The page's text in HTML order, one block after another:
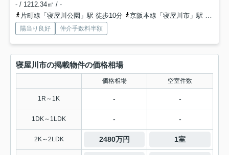
- / 1212.34㎡ / -
片町線「寝屋川公園」駅 徒歩10分
京阪本線「寝屋川市」駅 バス15分 京阪バス「笠松」 停歩2分
陽当り良好 仲介手数料半額
寝屋川市の掲載物件の価格相場
価格相場 空室件数
1R～1K - -
1DK～1LDK - -
2K～2LDK 2480万円 1室